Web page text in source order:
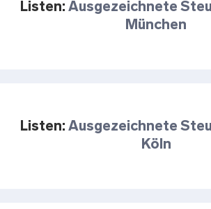
Listen: Ausgezeichnete
München
Listen: Ausgezeichnete
Köln